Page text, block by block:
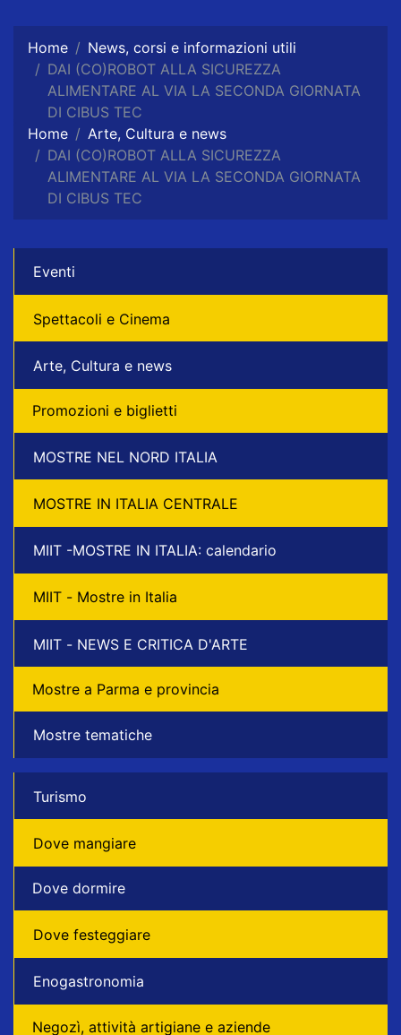
Home
News, corsi e informazioni utili
DAI (CO)ROBOT ALLA SICUREZZA
ALIMENTARE AL VIA LA SECONDA GIORNATA
DI CIBUS TEC
Home
Arte, Cultura e news
DAI (CO)ROBOT ALLA SICUREZZA
ALIMENTARE AL VIA LA SECONDA GIORNATA
DI CIBUS TEC
Eventi
Spettacoli e Cinema
Arte, Cultura e news
Promozioni e biglietti
MOSTRE NEL NORD ITALIA
MOSTRE IN ITALIA CENTRALE
MIIT -MOSTRE IN ITALIA: calendario
MIIT - Mostre in Italia
MIIT - NEWS E CRITICA D'ARTE
Mostre a Parma e provincia
Mostre tematiche
Turismo
Dove mangiare
Dove dormire
Dove festeggiare
Enogastronomia
Negozì, attività artigiane e aziende